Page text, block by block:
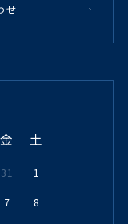
せ
金 土
31 1
7 8